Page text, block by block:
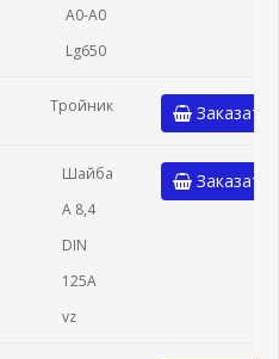
A0-A0
Lg650
Тройник Заказать
Шайба
А 8,4
DIN
125A
vz
Заказать